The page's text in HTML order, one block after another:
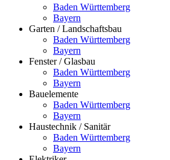
Baden Württemberg
Bayern
Garten / Landschaftsbau
Baden Württemberg
Bayern
Fenster / Glasbau
Baden Württemberg
Bayern
Bauelemente
Baden Württemberg
Bayern
Haustechnik / Sanitär
Baden Württemberg
Bayern